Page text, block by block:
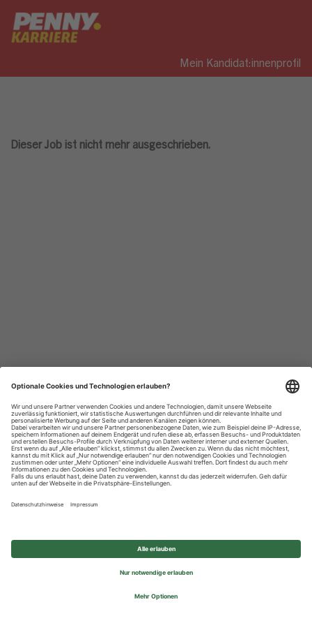
Mein Kandidat:innenprofil
Dieser Job ist nicht mehr ausgeschrieben.
Datenschutzhinweise
Impressum
Privatsphäre-Einstellungen
© 2026 REWE Group - All rights reserved